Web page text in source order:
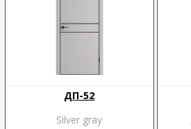
ДП-52
Silver gray